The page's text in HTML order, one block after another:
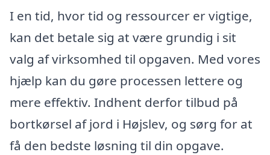
I en tid, hvor tid og ressourcer er vigtige,
kan det betale sig at være grundig i sit
valg af virksomhed til opgaven. Med vores
hjælp kan du gøre processen lettere og
mere effektiv. Indhent derfor tilbud på
bortkørsel af jord i Højslev, og sørg for at
få den bedste løsning til din opgave.